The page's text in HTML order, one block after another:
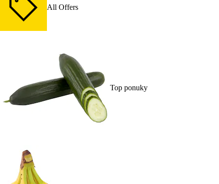
All Offers
Top ponuky